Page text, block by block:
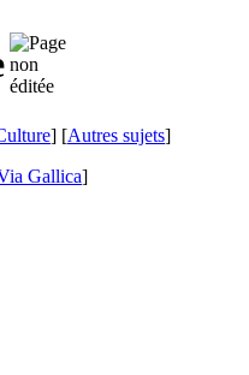
] [Autres sujets]
Gallica]